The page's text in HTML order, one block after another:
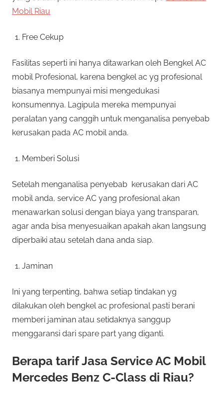
Mobil Riau
Free Cekup
Fasilitas seperti ini hanya ditawarkan oleh Bengkel AC
mobil Profesional, karena bengkel ac yg profesional
biasanya mempunyai misi mengedukasi
konsumennya. Lagipula mereka mempunyai
peralatan yang canggih untuk menganalisa penyebab
kerusakan pada AC mobil anda.
Memberi Solusi
Setelah menganalisa penyebab kerusakan dari AC
mobil anda, service AC yang profesional akan
menawarkan solusi dengan biaya yang transparan,
agar anda bisa menyesuaikan apakah akan langsung
diperbaiki atau setelah dana anda siap.
Jaminan
Ini yang terpenting, bahwa setiap tindakan yg
dilakukan oleh bengkel ac profesional pasti berani
memberi jaminan atau setidaknya sanggup
menggaransi dari spare part yang diganti.
Berapa tarif Jasa Service AC Mobil
Mercedes Benz C-Class di Riau?